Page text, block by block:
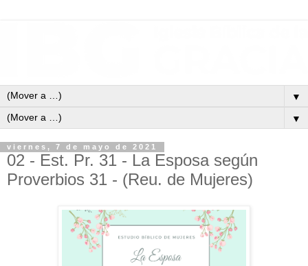
▼
▼
viernes, 7 de mayo de 2021
02 - Est. Pr. 31 - La Esposa según
Proverbios 31 - (Reu. de Mujeres)